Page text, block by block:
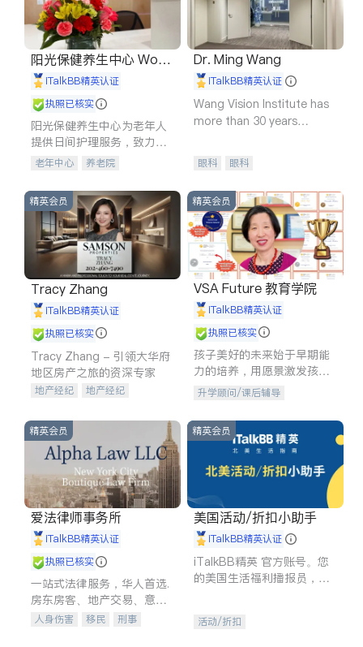
阳光保健养生中心 World
shine
iTalkBB精英认证
执照已核实
阳光保健养生中心为老年人
提供日间护理服务，致力于
通过持续的护理创新来有效
老年中心 养老院
Dr. Ming Wang
iTalkBB精英认证
Wang Vision Institute has
more than 30 years
眼科 眼科
精英会员
Tracy Zhang
iTalkBB精英认证
执照已核实
Tracy Zhang - 引领大华府
地区房产之旅的资深专家
地产经纪
地产经纪
商铺租售
精英会员
VSA Future 教育学院
iTalkBB精英认证
执照已核实
孩子美好的未来始于早期能
力的培养，用愿景激发孩子
的学习潜力和动力。理念：
拥有成长型心态是成功的基
石。
升学顾问/课后辅导
精英会员
爱法律师事务所
iTalkBB精英认证
执照已核实
一站式法律服务，华人首选.
房东房客、地产交易、意外
伤害、车祸重伤、商业诉
人身伤害 移民
刑事
精英会员
美国活动/折扣小助手
iTalkBB精英认证
iTalkBB精英 官方账号。您
的美国生活福利播报员，精
专属福利。
活动/折扣